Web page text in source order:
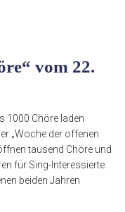
vom 22.
1000 Chöre laden
„Woche der offenen
tausend Chöre und
für Sing-Interessierte.
beiden Jahren